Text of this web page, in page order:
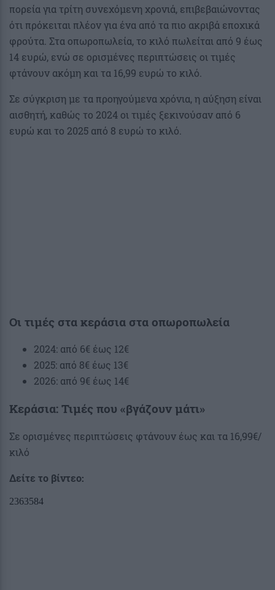
πορεία για τρίτη συνεχόμενη χρονιά, επιβεβαιώνοντας
ότι πρόκειται πλέον για ένα από τα πιο ακριβά εποχικά
φρούτα. Στα οπωροπωλεία, το κιλό πωλείται από 9 έως
14 ευρώ, ενώ σε ορισμένες περιπτώσεις οι τιμές
φτάνουν ακόμη και τα 16,99 ευρώ το κιλό.
Σε σύγκριση με τα προηγούμενα χρόνια, η αύξηση είναι
αισθητή, καθώς το 2024 οι τιμές ξεκινούσαν από 6
ευρώ και το 2025 από 8 ευρώ το κιλό.
Οι τιμές στα κεράσια στα οπωροπωλεία
2024: από 6€ έως 12€
2025: από 8€ έως 13€
2026: από 9€ έως 14€
Κεράσια: Τιμές που «βγάζουν μάτι»
Σε ορισμένες περιπτώσεις φτάνουν έως και τα 16,99€/
κιλό
Δείτε το βίντεο: